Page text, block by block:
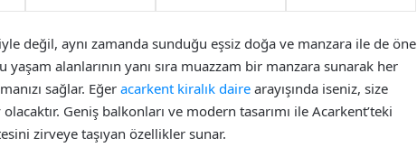
değil, aynı zamanda sunduğu eşsiz doğa ve manzara ile de öne
yaşam alanlarının yanı sıra muazzam bir manzara sunarak her
sağlar. Eğer acarkent kiralık daire arayışında iseniz, size
Geniş balkonları ve modern tasarımı ile Acarkent’teki
zirveye taşıyan özellikler sunar.